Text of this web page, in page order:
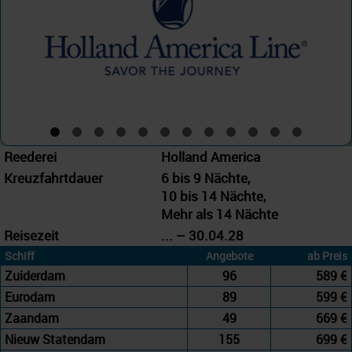
Reederei
Holland America
Kreuzfahrtdauer
6 bis 9 Nächte,
10 bis 14 Nächte,
Mehr als 14 Nächte
Reisezeit
... – 30.04.28
Schiff Angebote ab Preis
Zuiderdam 96
589 €
Eurodam
89
599 €
Zaandam
49
669 €
Nieuw Statendam
155 699 €